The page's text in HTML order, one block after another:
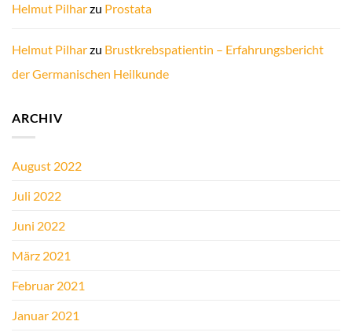
Helmut Pilharzu Prostata
Helmut Pilharzu Brustkrebspatientin – Erfahrungsbericht
der Germanischen Heilkunde
ARCHIV
August 2022
Juli 2022
Juni 2022
März 2021
Februar 2021
Januar 2021